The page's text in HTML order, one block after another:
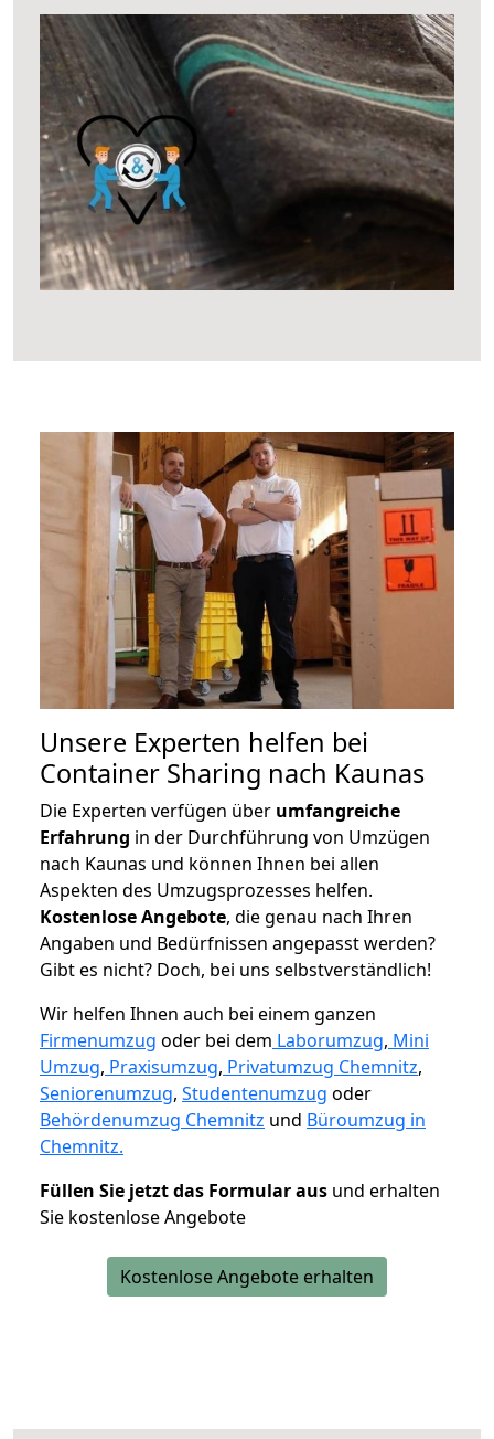
Unsere Experten helfen bei
Container Sharing nach Kaunas
Die Experten verfügen über umfangreiche
Erfahrung in der Durchführung von Umzügen
nach Kaunas und können Ihnen bei allen
Aspekten des Umzugsprozesses helfen.
Kostenlose Angebote, die genau nach Ihren
Angaben und Bedürfnissen angepasst werden?
Gibt es nicht? Doch, bei uns selbstverständlich!
Wir helfen Ihnen auch bei einem ganzen
Firmenumzug oder bei dem Laborumzug, Mini
Umzug, Praxisumzug, Privatumzug Chemnitz,
Seniorenumzug, Studentenumzug oder
Behördenumzug Chemnitz und Büroumzug in
Chemnitz.
Füllen Sie jetzt das Formular aus und erhalten
Sie kostenlose Angebote
Kostenlose Angebote erhalten